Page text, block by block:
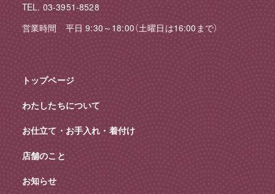
TEL. 03-3951-8528
営業時間 平日 9:30～18:00（土曜日は16:00まで）
トップページ
わたしたちについて
お仕立て・お手入れ・着付け
店舗のこと
お知らせ